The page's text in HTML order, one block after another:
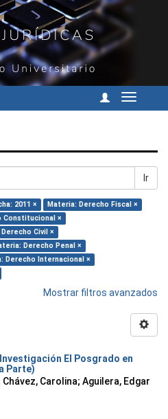
Cambiar
Ir
2011 ×
Materia: Derecho Fiscal ×
Constitucional ×
Civil ×
Derecho Penal ×
Derecho Internacional ×
Mostrar filtros avanzados
El Posgrado en
Parte)
Chávez, Carolina; Aguilera, Edgar